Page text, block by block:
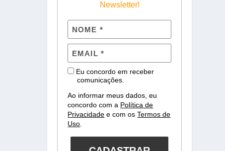
Newsletter!
Eu concordo em receber
comunicações.
Ao informar meus dados, eu
concordo com a Política de
Privacidade e com osTermos de
Uso